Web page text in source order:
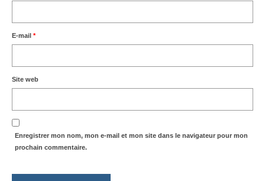
E-mail *
Site web
Enregistrer mon nom, mon e-mail et mon site dans le navigateur pour mon
prochain commentaire.